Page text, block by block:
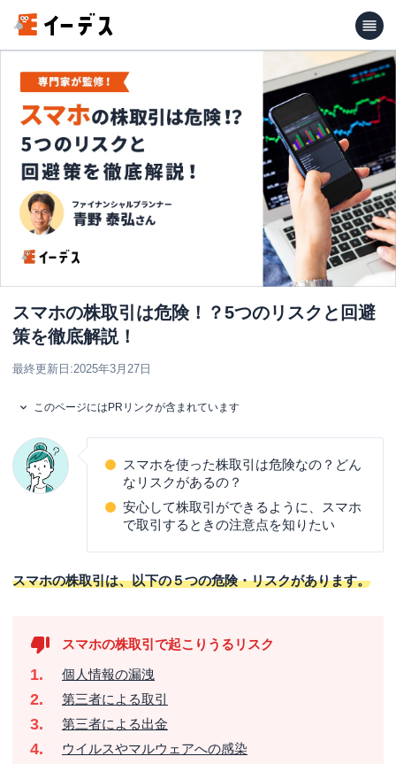
スマホの株取引は危険！？5つのリスクと回避
策を徹底解説！
最終更新日:2025年3月27日
このページにはPRリンクが含まれています
スマホを使った株取引は危険なの？どん
なリスクがあるの？
安心して株取引ができるように、スマホ
で取引するときの注意点を知りたい
スマホの株取引は、以下の５つの危険・リスクがあります。
スマホの株取引で起こりうるリスク
個人情報の漏洩
第三者による取引
第三者による出金
ウイルスやマルウェアへの感染